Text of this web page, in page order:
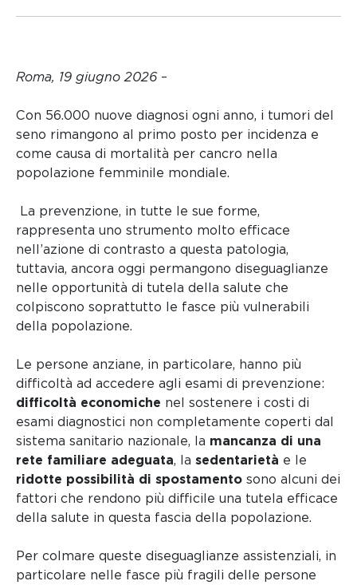
Roma, 19 giugno 2026–
Con 56.000 nuove diagnosi ogni anno, i tumori del
seno rimangono al primo posto per incidenza e
come causa di mortalità per cancro nella
popolazione femminile mondiale.
La prevenzione, in tutte le sue forme,
rappresenta uno strumento molto efficace
nell’azione di contrasto a questa patologia,
tuttavia, ancora oggi permangono diseguaglianze
nelle opportunità di tutela della salute che
colpiscono soprattutto le fasce più vulnerabili
della popolazione.
Le persone anziane, in particolare, hanno più
difficoltà ad accedere agli esami di prevenzione:
difficoltà economiche nel sostenere i costi di
esami diagnostici non completamente coperti dal
sistema sanitario nazionale, la mancanza di una
rete familiare adeguata, la sedentarietà e le
ridotte possibilità di spostamento sono alcuni dei
fattori che rendono più difficile una tutela efficace
della salute in questa fascia della popolazione.
Per colmare queste diseguaglianze assistenziali, in
particolare nelle fasce più fragili delle persone